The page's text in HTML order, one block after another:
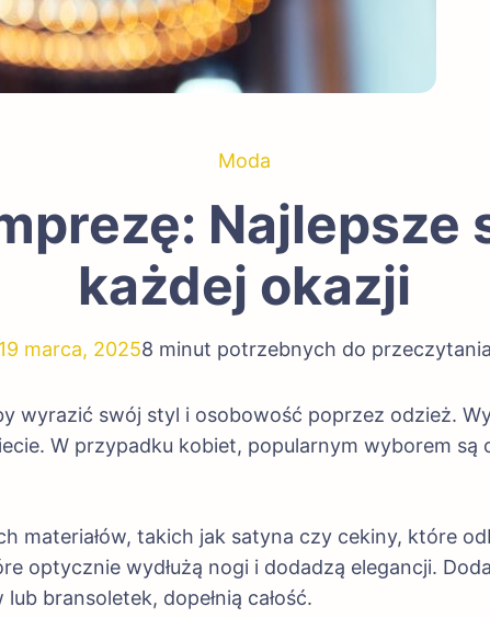
Moda
Najlepsze
każdej okazji
19 marca, 20258 minut potrzebnych do
wyrazić swój styl i osobowość poprzez odzież.
W przypadku kobiet, popularnym wyborem są
materiałów, takich jak satyna czy cekiny, które
optycznie wydłużą nogi i dodadzą elegancji.
bransoletek, dopełnią całość.